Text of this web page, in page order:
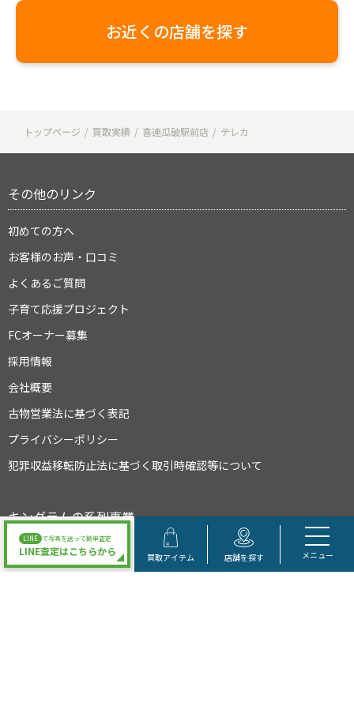
LINE で写真を送って簡単査定
LINE査定はこちらから 買取アイテム 店舗を探す メニュー
お近くの店舗を探す
トップページ 買取実績 喜連瓜破駅前店 テレカ
その他のリンク
初めての方へ
お客様のお声・口コミ
よくあるご質問
子育て応援プロジェクト
FCオーナー募集
採用情報
会社概要
古物営業法に基づく表記
プライバシーポリシー
犯罪収益移転防止法に基づく取引時確認等について
キングラムの系列事業